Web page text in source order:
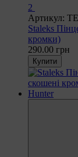
2
Артикул:
Staleks
кромки)
290.00 грн
Купити